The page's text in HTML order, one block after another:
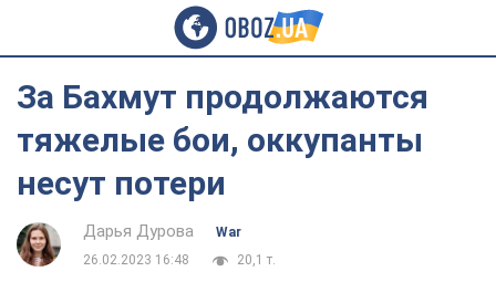
За Бахмут продолжаются
тяжелые бои, оккупанты
несут потери
Дарья Дурова
War
26.02.2023 16:48
20,1 т.